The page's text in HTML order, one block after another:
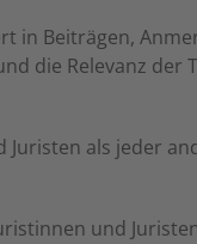
in Beiträgen,
die Relevanz der
als jeder
und